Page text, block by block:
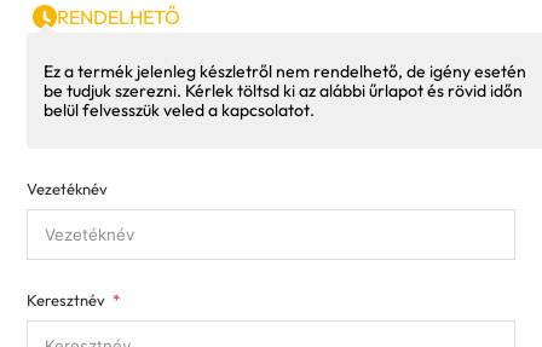
RENDELHETŐ
Ez a termék jelenleg készletről nem rendelhető, de igény esetén
be tudjuk szerezni. Kérlek töltsd ki az alábbi űrlapot és rövid időn
belül felvesszük veled a kapcsolatot.
Vezetéknév
Keresztnév